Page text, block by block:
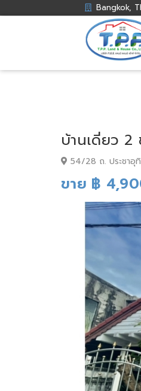
Bangkok,
บ้านเดี่ยว 2
54/28 ถ. ประชาอุ
ขาย ฿